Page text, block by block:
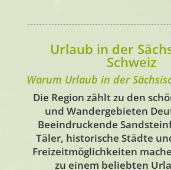
Urlaub in der
Schweiz
Warum Urlaub in der
Die Region zählt zu den
und Wandergebieten
Beeindruckende
Täler, historische Städte
Freizeitmöglichkeiten
zu einem beliebten